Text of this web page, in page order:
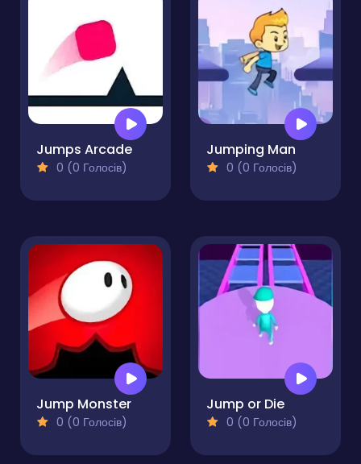
Jumps Arcade
0 (0 Голосів)
Jumping Man
0 (0 Голосів)
Jump Monster
0 (0 Голосів)
Jump or Die
0 (0 Голосів)